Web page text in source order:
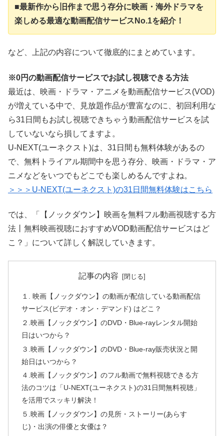
■最新作から旧作まで思う存分に映画・海外ドラマを
楽しめる最適な動画配信サービスNo.1を紹介！
など、上記の内容について徹底的にまとめています。
※0円の動画配信サービスでお試し視聴できる方法
最近は、映画・ドラマ・アニメを動画配信サービス(VOD)
が増えている中で、見放題作品が豊富なのに、初回利用な
ら31日間もお試し視聴できちゃう動画配信サービスを試
していないなら損してますよ。
U-NEXT(ユーネクスト)は、31日間も無料体験があるの
で、無料トライアル期間中を思う存分、映画・ドラマ・ア
ニメなどをいつでもどこでも楽しめるんですよね。
＞＞＞U-NEXT(ユーネクスト)の31日間無料体験はこちら
では、「【ノックダウン】映画を無料フル動画視聴する方
法丨無料映画視聴におすすめVOD動画配信サービスはど
こ？」について詳しく解説していきます。
記事の内容
１. 映画【ノックダウン】の動画が配信している動画配信
サービス(ビデオ・オン・デマンド) はどこ？
２.映画【ノックダウン】のDVD・Blue-rayレンタル開始
日はいつから？
３.映画【ノックダウン】のDVD・Blue-ray販売状況と開
始日はいつから？
４.映画【ノックダウン】のフル動画で無料視聴できる方
法のコツは「U-NEXT(ユーネクスト)の31日間無料視聴」
を活用でスッキリ解決！
５.映画【ノックダウン】の見所・ストーリー(あらす
じ)・出演の俳優と女優は？